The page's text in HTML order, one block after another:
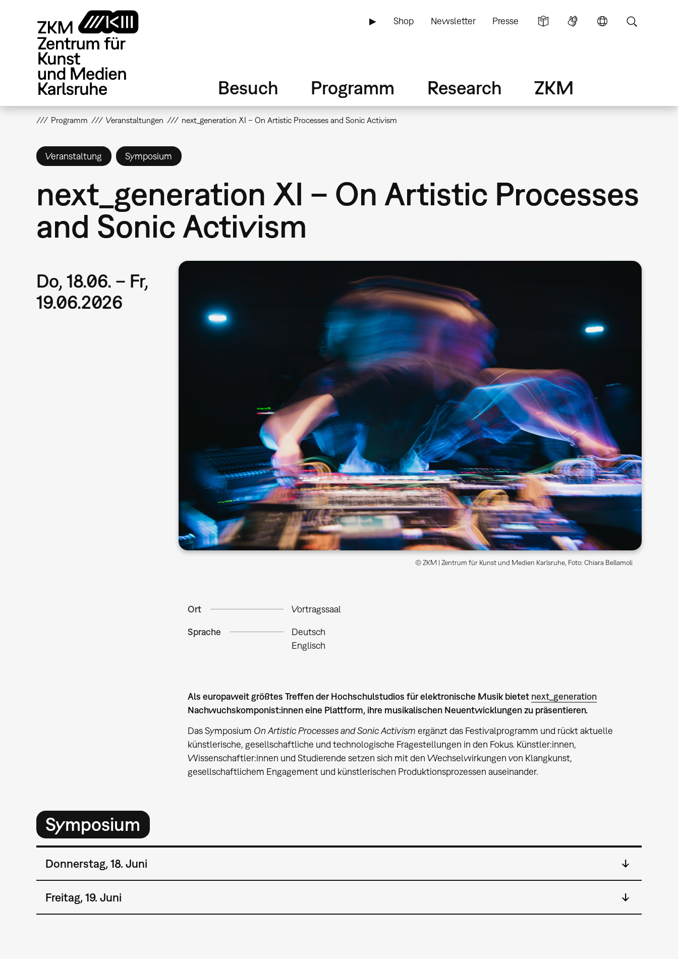
▶ Shop Newsletter Presse
Besuch Programm Research ZKM
Programm Veranstaltungen next_generation XI – On Artistic Processes and Sonic Activism
Veranstaltung Symposium
next_generation XI – On Artistic Processes
and Sonic Activism
Do, 18.06. – Fr,
19.06.2026
© ZKM | Zentrum für Kunst und Medien Karlsruhe, Foto: Chiara Bellamoli
Ort Vortragssaal
Sprache
Deutsch
Englisch
Als europaweit größtes Treffen der Hochschulstudios für elektronische Musik bietet next_generation
Nachwuchskomponist:innen eine Plattform, ihre musikalischen Neuentwicklungen zu präsentieren.
Das Symposium On Artistic Processes and Sonic Activism ergänzt das Festivalprogramm und rückt aktuelle
künstlerische, gesellschaftliche und technologische Fragestellungen in den Fokus. Künstler:innen,
Wissenschaftler:innen und Studierende setzen sich mit den Wechselwirkungen von Klangkunst,
gesellschaftlichem Engagement und künstlerischen Produktionsprozessen auseinander.
Symposium
Donnerstag, 18. Juni
Freitag, 19. Juni